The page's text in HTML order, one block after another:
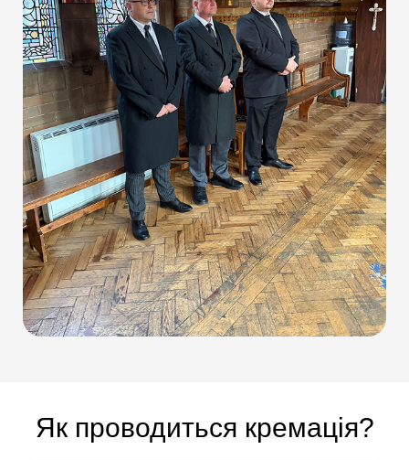
Як проводиться кремація?